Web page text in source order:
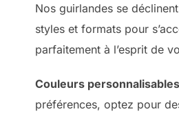
Nos guirlandes se
styles et formats pour
parfaitement à l’esprit de
Couleurs personnalisables
préférences, optez pour